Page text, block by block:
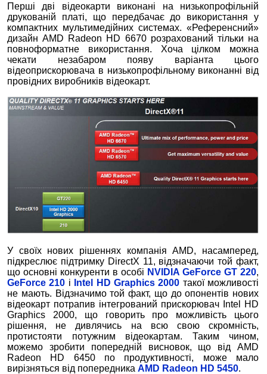
Перші дві відеокарти виконані на низькопрофільній
друкованій платі, що передбачає до використання у
компактних мультимедійних системах. «Референсний»
дизайн AMD Radeon HD 6670 розрахований тільки на
повноформатне використання. Хоча цілком можна
чекати незабаром появу варіанта цього
відеоприскорювача в низькопрофільному виконанні від
провідних виробників відеокарт.
У своїх нових рішеннях компанія AMD, насамперед,
підкреслює підтримку DirectХ 11, відзначаючи той факт,
що основні конкуренти в особі NVIDIA GeForce GT 220,
GeForce 210 і Intel HD Graphics 2000 такої можливості
не мають. Відзначимо той факт, що до опонентів нових
відеокарт потрапив інтегрований прискорювач Intel HD
Graphics 2000, що говорить про можливість цього
рішення, не дивлячись на всю свою скромність,
протистояти потужним відеокартам. Таким чином,
можемо зробити попередній висновок, що від AMD
Radeon HD 6450 по продуктивності, може мало
вирізняться від попередника AMD Radeon HD 5450.